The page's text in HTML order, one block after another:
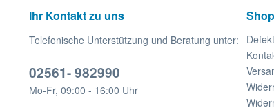
Ihr Kontakt zu uns
Telefonische Unterstützung und Beratung unter:
02561- 982990
Mo-Fr, 09:00 - 16:00 Uhr